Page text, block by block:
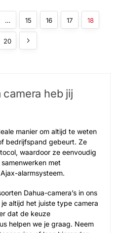
… 15 16 17 18
20
heb jij
manier om altijd te weten
bedrijfspand gebeurt. Ze
waardoor ze eenvoudig
met
alarmsysteem.
Dahua-camera’s in ons
altijd het juiste type camera
dat de keuze
helpen we je graag. Neem